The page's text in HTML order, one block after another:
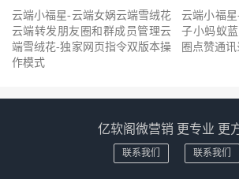
云端小福星-云端女娲云端雪绒花
云端转发朋友圈和群成员管理云
端雪绒花-独家网页指令双版本操
作模式
云端小福
子小蚂蚁
圈点赞通讯
亿软阁微营销 更专业 更
联系我们 联系我们